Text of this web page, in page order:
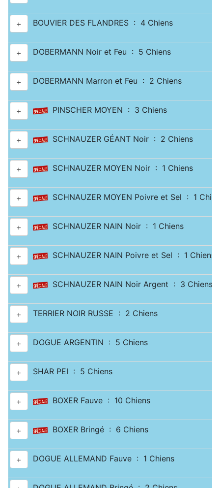
+ BOUVIER DES FLANDRES : 4 Chiens
+ DOBERMANN Noir et Feu : 5 Chiens
+ DOBERMANN Marron et Feu : 2 Chiens
+ PINSCHER MOYEN : 3 Chiens
+ SCHNAUZER GÉANT Noir : 2 Chiens
+ SCHNAUZER MOYEN Noir : 1 Chiens
+ SCHNAUZER MOYEN Poivre et Sel : 1
+ SCHNAUZER NAIN Noir : 1 Chiens
+ SCHNAUZER NAIN Poivre et Sel : 1 Chiens
+ SCHNAUZER NAIN Noir Argent : 3 Chiens
+ TERRIER NOIR RUSSE : 2 Chiens
+ DOGUE ARGENTIN : 5 Chiens
+ SHAR PEI : 5 Chiens
+ BOXER Fauve : 10 Chiens
+ BOXER Bringé : 6 Chiens
+ DOGUE ALLEMAND Fauve : 1 Chiens